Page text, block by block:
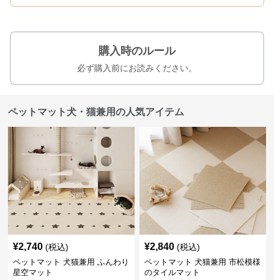
購入時のルール
必ず購入前にお読みください。
ペットマット犬・猫兼用の人気アイテム
¥2,740 (税込)
ペットマット 犬猫兼用 ふんわり
星空マット
¥2,840 (税込)
ペットマット 犬猫兼用 市松模様
のタイルマット